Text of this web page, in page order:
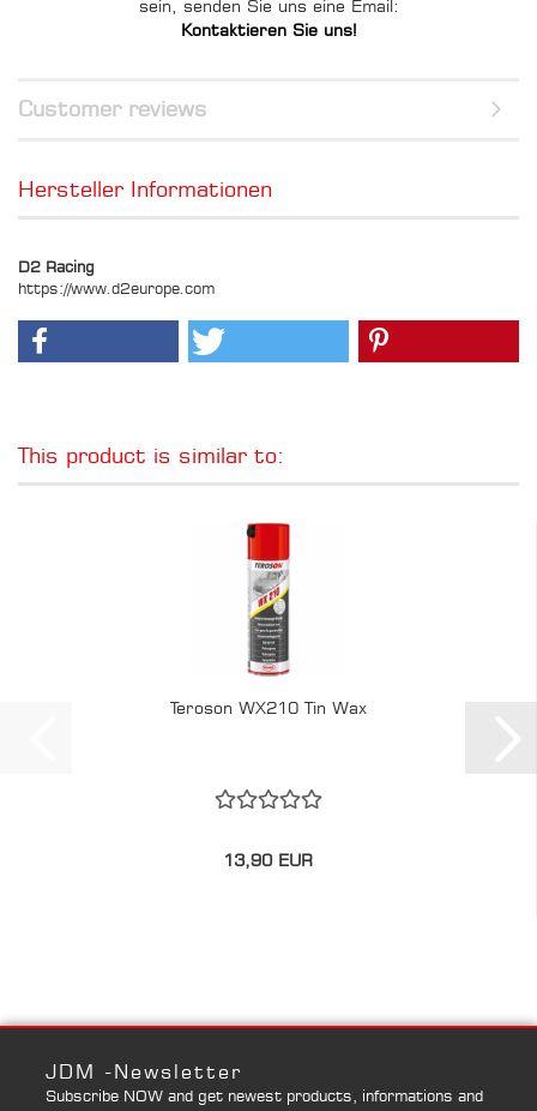
sein, senden Sie uns eine Email:
Kontaktieren Sie uns!
Customer reviews
Hersteller Informationen
D2 Racing
https://www.d2europe.com
This product is similar to:
Teroson WX210 Tin Wax
13,90 EUR
JDM -Newsletter
Subscribe NOW and get newest products, informations and